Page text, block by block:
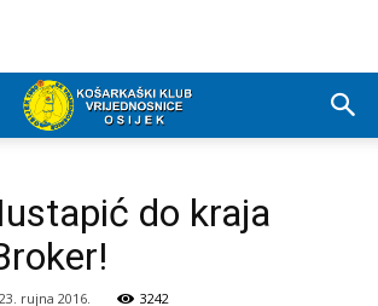
do kraja
23. rujna 2016. 3242